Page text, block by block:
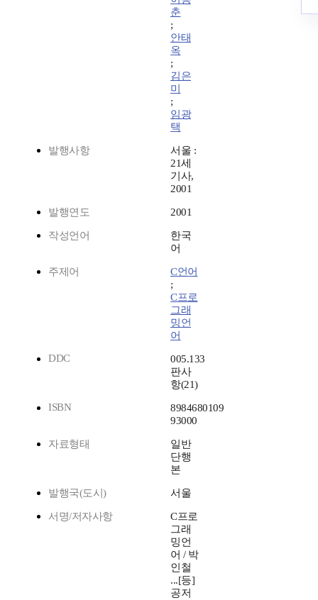
춘
;
안태
옥
;
김은
미
;
임광
택
발행사항
서울 :
21세
기사,
2001
발행연도 2001
작성언어
한국
어
주제어
C언어
;
C프로
그래
밍언
어
DDC
005.133
판사
항(21)
ISBN
8984680109
93000
자료형태
일반
단행
본
발행국(도시) 서울
서명/저자사항
C프로
그래
밍언
어 / 박
인철
...[등]
공저